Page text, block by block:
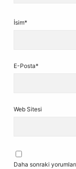
İsim*
E-Posta*
Web Sitesi
Daha sonraki